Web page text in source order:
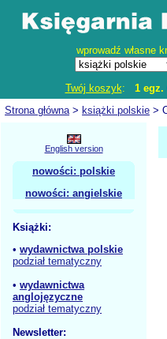
wprowadź własne
Twój koszyk: 1
Strona główna> książki polskie >
English version
nowości: polskie
nowości: angielskie
Książki:
• wydawnictwa polskie
podział tematyczny
• wydawnictwa
anglojęzyczne
podział tematyczny
Newsletter: